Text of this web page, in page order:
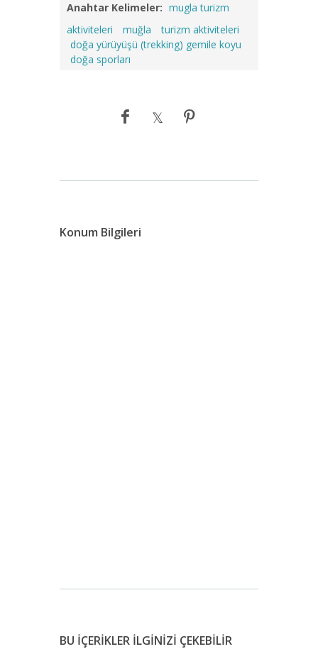
Anahtar Kelimeler: mugla turizm
aktiviteleri
muğla
turizm aktiviteleri
doğa yürüyüşü (trekking) gemile koyu
doğa sporları
Konum Bilgileri
BU İÇERİKLER İLGİNİZİ ÇEKEBİLİR